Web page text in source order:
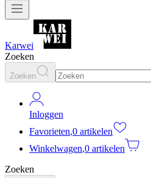
Karwei
Zoeken
Zoeken
Inloggen
Favorieten,0 artikelen
Winkelwagen,0 artikelen
Zoeken